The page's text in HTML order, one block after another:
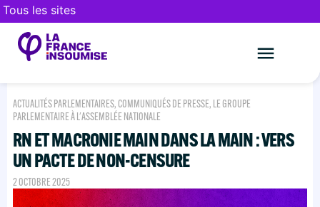
Tous les sites
ACTUALITÉS PARLEMENTAIRES, COMMUNIQUÉS DE PRESSE, LE GROUPE
PARLEMENTAIRE À L'ASSEMBLÉE NATIONALE
RN ET MACRONIE MAIN DANS LA MAIN : VERS
UN PACTE DE NON-CENSURE
2 OCTOBRE 2025